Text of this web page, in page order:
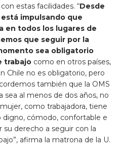
estas facilidades. “Desde
impulsando que
en todos los lugares de
que seguir por la
sea obligatorio
trabajo como en otros países,
Chile no es obligatorio, pero
también que la OMS
sea al menos de dos años, no
como trabajadora, tiene
digno, cómodo, confortable e
su derecho a seguir con la
afirma la matrona de la U.